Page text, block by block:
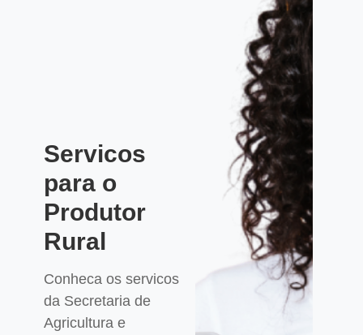
Servicos
para o
Produtor
Rural
Conheca os servicos
da Secretaria de
Agricultura e